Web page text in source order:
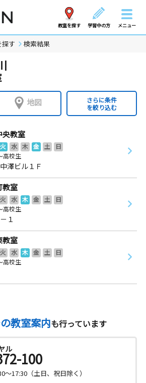
教室を探す 学習中の方 メニュー
探す 検索結果
地図
さらに条件
を絞り込む
央教室
火 水 木 金 土
日
高校生
澤ビル１Ｆ
教室
火 水 木 金 土
日
高校生
１
教室
火 水 木 金 土
日
高校生
教室案内も行っています
ル
100
～17:30（土日、祝日除く）